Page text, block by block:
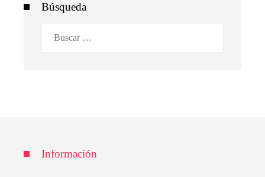
Búsqueda
Información